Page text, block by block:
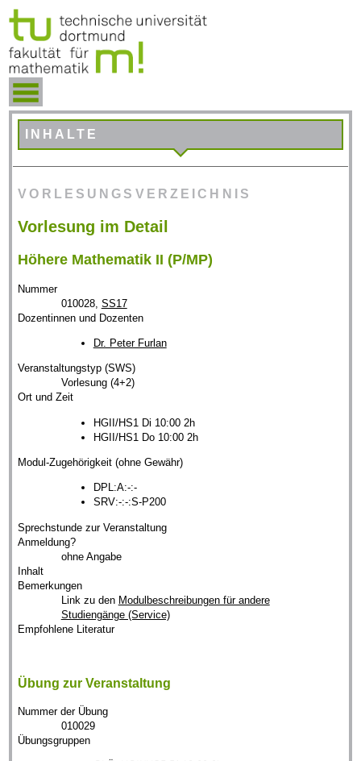
INHALTE
VORLESUNGSVERZEICHNIS
Vorlesung im Detail
Höhere Mathematik II (P/MP)
Nummer
010028, SS17
Dozentinnen und Dozenten
Dr. Peter Furlan
Veranstaltungstyp (SWS)
Vorlesung (4+2)
Ort und Zeit
HGII/HS1 Di 10:00 2h
HGII/HS1 Do 10:00 2h
Modul-Zugehörigkeit (ohne Gewähr)
DPL:A:-:-
SRV:-:-:S-P200
Sprechstunde zur Veranstaltung
Anmeldung?
ohne Angabe
Inhalt
Bemerkungen
Link zu den Modulbeschreibungen für andere
Studiengänge (Service)
Empfohlene Literatur
Übung zur Veranstaltung
Nummer der Übung
010029
Übungsgruppen